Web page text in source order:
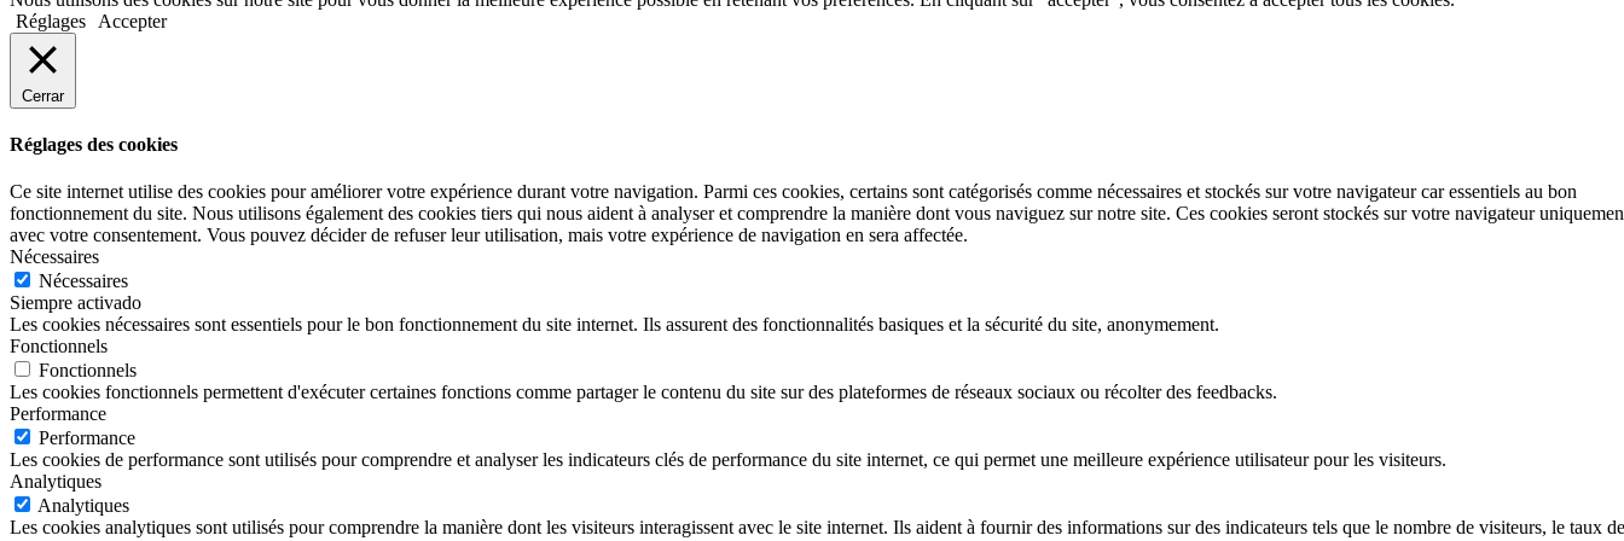
Réglages
Accepter
Cerrar
Réglages des cookies
Ce site internet utilise des cookies pour améliorer votre expérience durant votre navigation. Parmi ces cookies, certains sont catégorisés comme nécessaires et stockés sur votre navigateur car essentiels au bon
fonctionnement du site. Nous utilisons également des cookies tiers qui nous aident à analyser et comprendre la manière dont vous naviguez sur notre site. Ces cookies seront stockés sur votre navigateur
avec votre consentement. Vous pouvez décider de refuser leur utilisation, mais votre expérience de navigation en sera affectée.
Nécessaires
Nécessaires
Siempre activado
Les cookies nécessaires sont essentiels pour le bon fonctionnement du site internet. Ils assurent des fonctionnalités basiques et la sécurité du site, anonymement.
Fonctionnels
Fonctionnels
Les cookies fonctionnels permettent d'exécuter certaines fonctions comme partager le contenu du site sur des plateformes de réseaux sociaux ou récolter des feedbacks.
Performance
Performance
Les cookies de performance sont utilisés pour comprendre et analyser les indicateurs clés de performance du site internet, ce qui permet une meilleure expérience utilisateur pour les visiteurs.
Analytiques
Analytiques
Les cookies analytiques sont utilisés pour comprendre la manière dont les visiteurs interagissent avec le site internet. Ils aident à fournir des informations sur des indicateurs tels que le nombre de visiteurs, le taux de